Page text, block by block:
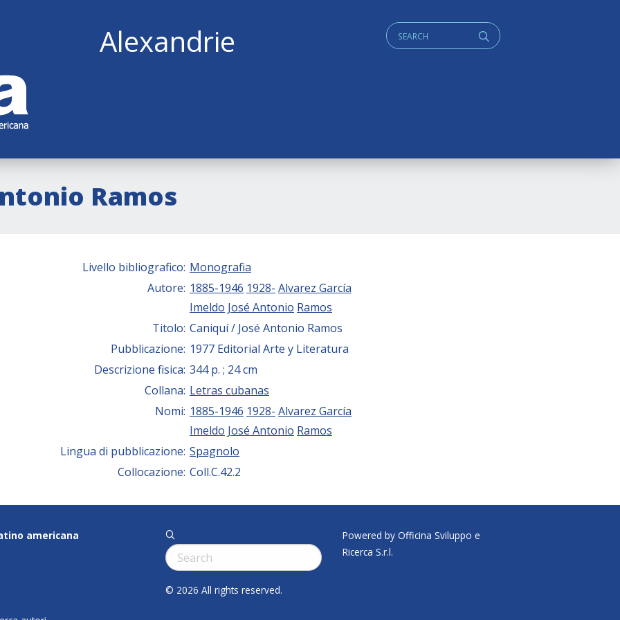
Alexandrie q
Cerca:
Ramos
Livello bibliografico: Monografia
Autore: 1885-1946 1928- Alvarez García
Imeldo José Antonio Ramos
Titolo: Caniquí / José Antonio Ramos
Pubblicazione: 1977 Editorial Arte y Literatura
Descrizione fisica: 344 p. ; 24 cm
Collana: Letras cubanas
Nomi: 1885-1946 1928- Alvarez García
Imeldo José Antonio Ramos
Lingua di pubblicazione: Spagnolo
Collocazione: Coll.C.42.2
americana
q
Cerca:
© 2026 All rights reserved.
Powered by Officina Sviluppo e
Ricerca S.r.l.